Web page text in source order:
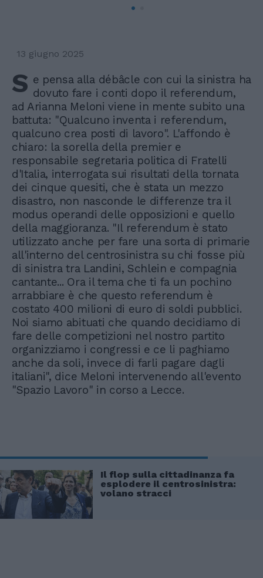
13 giugno 2025
S e pensa alla débâcle con cui la sinistra ha
dovuto fare i conti dopo il referendum,
ad Arianna Meloni viene in mente subito una
battuta: "Qualcuno inventa i referendum,
qualcuno crea posti di lavoro". L'affondo è
chiaro: la sorella della premier e
responsabile segretaria politica di Fratelli
d'Italia, interrogata sui risultati della tornata
dei cinque quesiti, che è stata un mezzo
disastro, non nasconde le differenze tra il
modus operandi delle opposizioni e quello
della maggioranza. "Il referendum è stato
utilizzato anche per fare una sorta di primarie
all'interno del centrosinistra su chi fosse più
di sinistra tra Landini, Schlein e compagnia
cantante... Ora il tema che ti fa un pochino
arrabbiare è che questo referendum è
costato 400 milioni di euro di soldi pubblici.
Noi siamo abituati che quando decidiamo di
fare delle competizioni nel nostro partito
organizziamo i congressi e ce li paghiamo
anche da soli, invece di farli pagare dagli
italiani", dice Meloni intervenendo all'evento
"Spazio Lavoro" in corso a Lecce.
Il flop sulla cittadinanza fa
esplodere il centrosinistra:
volano stracci